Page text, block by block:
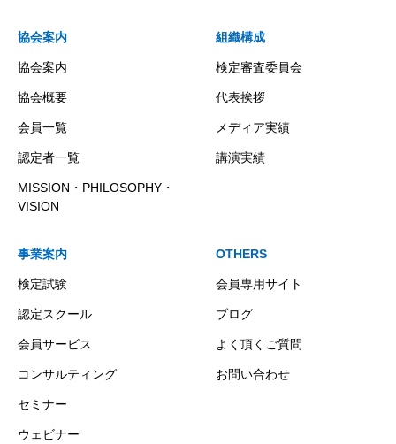
協会案内
協会案内
協会概要
会員一覧
認定者一覧
MISSION・PHILOSOPHY・
VISION
組織構成
検定審査委員会
代表挨拶
メディア実績
講演実績
事業案内
検定試験
認定スクール
会員サービス
コンサルティング
セミナー
ウェビナー
OTHERS
会員専用サイト
ブログ
よく頂くご質問
お問い合わせ